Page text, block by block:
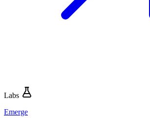
Labs
Emerge